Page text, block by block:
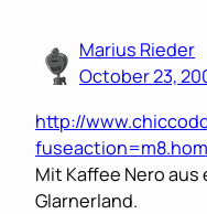
Marius Rieder
October 23,
http://
Mit Kaffee Nero
Glarnerland.